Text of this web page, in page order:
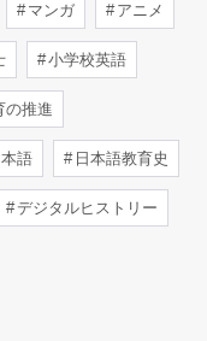
マンガ アニメ
小学校英語
の推進
語 日本語教育史
デジタルヒストリー